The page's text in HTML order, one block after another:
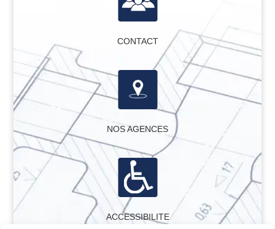
CONTACT
NOS AGENCES
ACCESSIBILITE